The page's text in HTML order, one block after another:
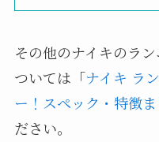
その他のナイキのラ
ついては「ナイキ ラ
ー！スペック・特徴
ださい。